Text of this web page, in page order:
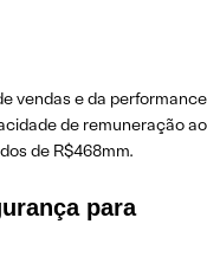
vendas e da performance
de remuneração ao
de R$468mm.
para